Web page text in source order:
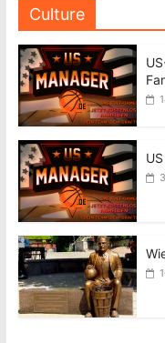
Culture